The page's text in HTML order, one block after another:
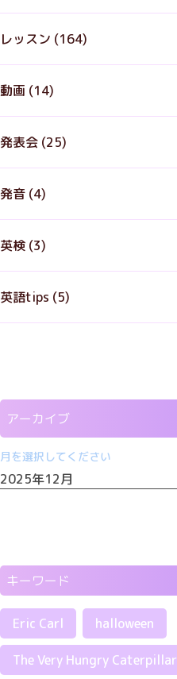
レッスン (164)
動画 (14)
発表会 (25)
発音 (4)
英検 (3)
英語tips (5)
アーカイブ
月を選択してください
キーワード
Eric Carl halloween
The Very Hungry Caterpillar